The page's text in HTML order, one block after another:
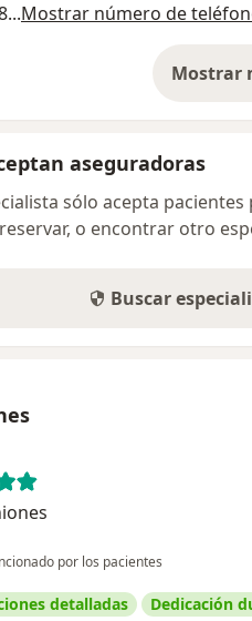
Mostrar número de
Mostrar
aseguradoras
sólo acepta
o encontrar otro
Buscar
por los pacientes
detalladas Dedicación